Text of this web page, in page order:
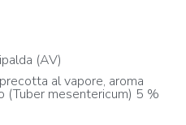
(AV)
al vapore, aroma
(Tuber mesentericum) 5 %